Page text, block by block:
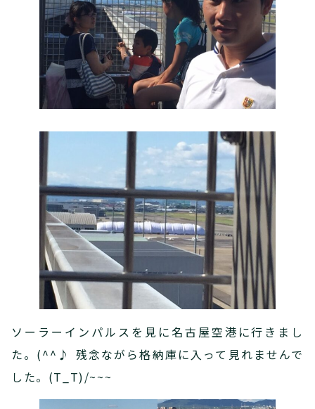
ソーラーインパルスを見に名古屋空港に行きまし
た。(^^♪ 残念ながら格納庫に入って見れませんで
した。(T_T)/~~~